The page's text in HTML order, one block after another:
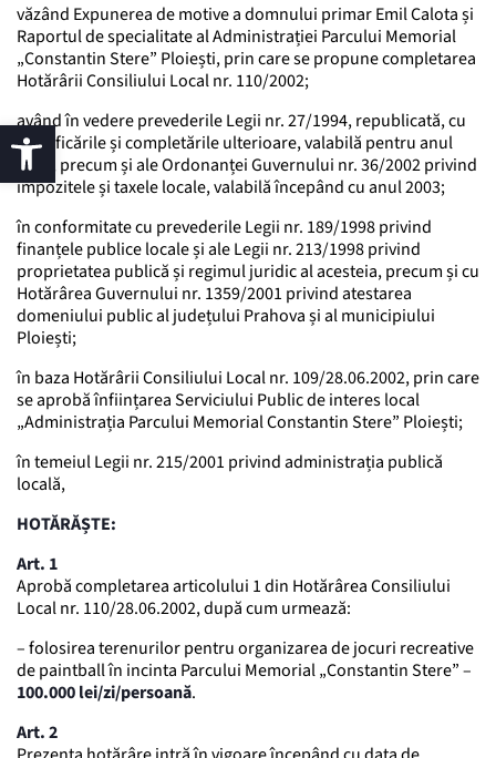
văzând Expunerea de motive a domnului primar Emil Calota și
Raportul de specialitate al Administrației Parcului Memorial
„Constantin Stere” Ploiești, prin care se propune completarea
Hotărârii Consiliului Local nr. 110/2002;
având în vedere prevederile Legii nr. 27/1994, republicată, cu
modificările și completările ulterioare, valabilă pentru anul
2002, precum și ale Ordonanței Guvernului nr. 36/2002 privind
impozitele și taxele locale, valabilă începând cu anul 2003;
în conformitate cu prevederile Legii nr. 189/1998 privind
finanțele publice locale și ale Legii nr. 213/1998 privind
proprietatea publică și regimul juridic al acesteia, precum și cu
Hotărârea Guvernului nr. 1359/2001 privind atestarea
domeniului public al județului Prahova și al municipiului
Ploiești;
în baza Hotărârii Consiliului Local nr. 109/28.06.2002, prin care
se aprobă înființarea Serviciului Public de interes local
„Administrația Parcului Memorial Constantin Stere” Ploiești;
în temeiul Legii nr. 215/2001 privind administrația publică
locală,
HOTĂRĂȘTE:
Art. 1
Aprobă completarea articolului 1 din Hotărârea Consiliului
Local nr. 110/28.06.2002, după cum urmează:
– folosirea terenurilor pentru organizarea de jocuri recreative
de paintball în incinta Parcului Memorial „Constantin Stere” –
100.000 lei/zi/persoană.
Art. 2